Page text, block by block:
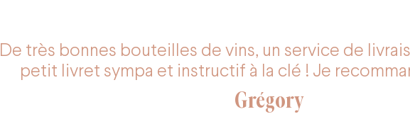
De très bonnes bouteilles de vins, un service de
petit livret sympa et instructif à la clé ! Je
Grégory